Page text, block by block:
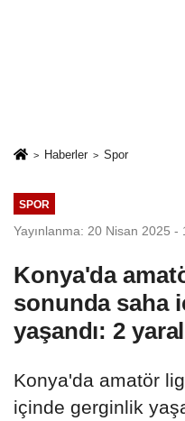
Haberler Spor
SPOR
Yayınlanma: 20 Nisan 2025 -
Konya'da
sonunda saha
yaşandı: 2
Konya'da amatör
içinde gerginlik